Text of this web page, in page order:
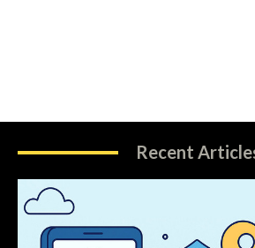
Recent